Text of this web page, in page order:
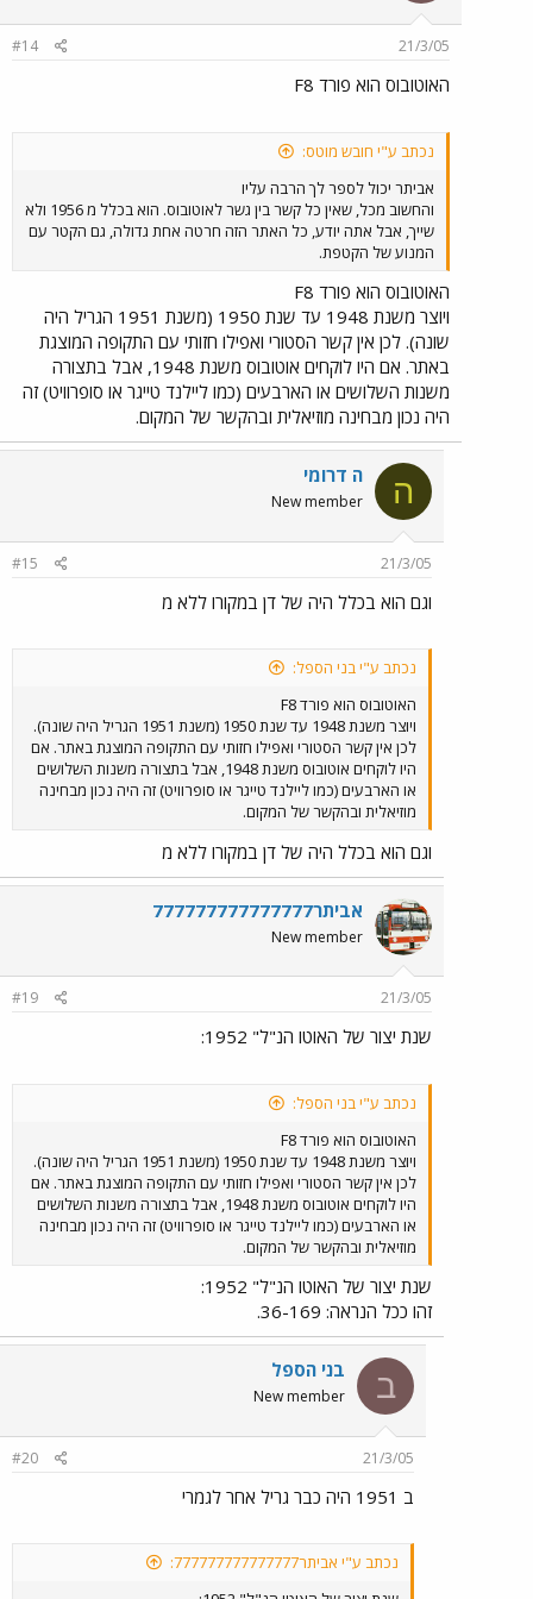
21/3/05
#14
האוטובוס הוא פורד F8
נכתב ע"י חובש מוטס:
אביתר יכול לספר לך הרבה עליו
והחשוב מכל, שאין כל קשר בין גשר לאוטובוס. הוא בכלל מ 1956 ולא
שייך, אבל אתה יודע, כל האתר הזה חרטה אחת גדולה, גם הקטר עם
המנוע של הקטפת.
האוטובוס הוא פורד F8
ויוצר משנת 1948 עד שנת 1950 (משנת 1951 הגריל היה
שונה). לכן אין קשר הסטורי ואפילו חזותי עם התקופה המוצגת
באתר. אם היו לוקחים אוטובוס משנת 1948, אבל בתצורה
משנות השלושים או הארבעים (כמו ליילנד טייגר או סופרוויט) זה
היה נכון מבחינה מוזיאלית ובהקשר של המקום.
ה ה דרומי
New member
21/3/05
#15
וגם הוא בכלל היה של דן במקורו ללא מ
נכתב ע"י בני הספל:
האוטובוס הוא פורד F8
ויוצר משנת 1948 עד שנת 1950 (משנת 1951 הגריל היה שונה).
לכן אין קשר הסטורי ואפילו חזותי עם התקופה המוצגת באתר. אם
היו לוקחים אוטובוס משנת 1948, אבל בתצורה משנות השלושים
או הארבעים (כמו ליילנד טייגר או סופרוויט) זה היה נכון מבחינה
מוזיאלית ובהקשר של המקום.
וגם הוא בכלל היה של דן במקורו ללא מ
אביתר777777777777777
New member
21/3/05
#19
שנת יצור של האוטו הנ"ל" 1952:
נכתב ע"י בני הספל:
האוטובוס הוא פורד F8
ויוצר משנת 1948 עד שנת 1950 (משנת 1951 הגריל היה שונה).
לכן אין קשר הסטורי ואפילו חזותי עם התקופה המוצגת באתר. אם
היו לוקחים אוטובוס משנת 1948, אבל בתצורה משנות השלושים
או הארבעים (כמו ליילנד טייגר או סופרוויט) זה היה נכון מבחינה
מוזיאלית ובהקשר של המקום.
שנת יצור של האוטו הנ"ל" 1952:
זהו ככל הנראה: 36-169.
ב בני הספל
New member
21/3/05
#20
ב 1951 היה כבר גריל אחר לגמרי
נכתב ע"י אביתר777777777777777: